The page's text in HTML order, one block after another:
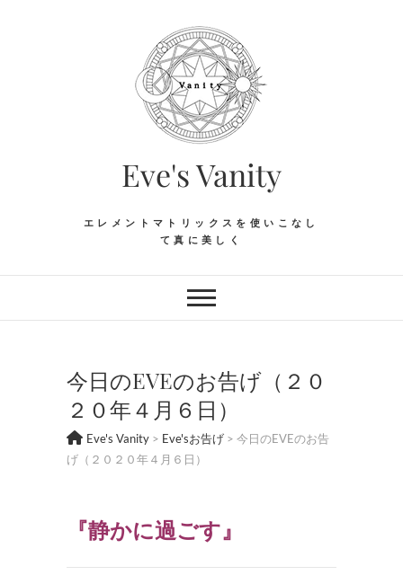
Eve's Vanity
エレメントマトリックスを使いこなし
て真に美しく
今日のEVEのお告げ（２０
２０年４月６日）
Eve's Vanity > Eve'sお告げ > 今日のEVEのお告
げ（２０２０年４月６日）
『静かに過ごす』